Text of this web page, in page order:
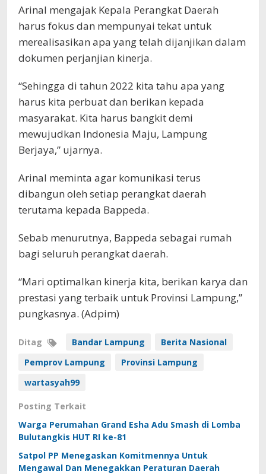
Arinal mengajak Kepala Perangkat Daerah
harus fokus dan mempunyai tekat untuk
merealisasikan apa yang telah dijanjikan dalam
dokumen perjanjian kinerja.
“Sehingga di tahun 2022 kita tahu apa yang
harus kita perbuat dan berikan kepada
masyarakat. Kita harus bangkit demi
mewujudkan Indonesia Maju, Lampung
Berjaya,” ujarnya.
Arinal meminta agar komunikasi terus
dibangun oleh setiap perangkat daerah
terutama kepada Bappeda.
Sebab menurutnya, Bappeda sebagai rumah
bagi seluruh perangkat daerah.
“Mari optimalkan kinerja kita, berikan karya dan
prestasi yang terbaik untuk Provinsi Lampung,”
pungkasnya. (Adpim)
Ditag Bandar Lampung
Berita Nasional
Pemprov Lampung
Provinsi Lampung
wartasyah99
Posting Terkait
Warga Perumahan Grand Esha Adu Smash di Lomba
Bulutangkis HUT RI ke-81
Satpol PP Menegaskan Komitmennya Untuk
Mengawal Dan Menegakkan Peraturan Daerah